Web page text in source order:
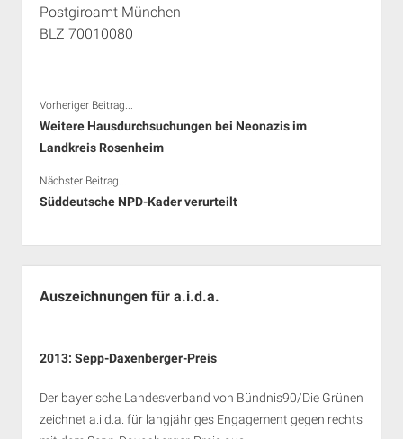
Postgiroamt München
BLZ 70010080
Vorheriger Beitrag...
Weitere Hausdurchsuchungen bei Neonazis im
Landkreis Rosenheim
Nächster Beitrag...
Süddeutsche NPD-Kader verurteilt
Auszeichnungen für a.i.d.a.
2013: Sepp-Daxenberger-Preis
Der bayerische Landesverband von Bündnis90/Die Grünen
zeichnet a.i.d.a. für langjähriges Engagement gegen rechts